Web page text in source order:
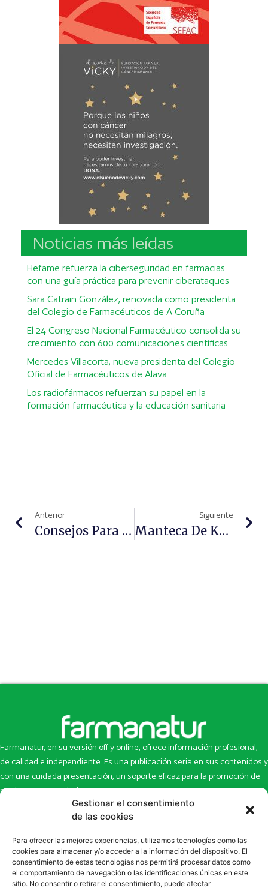
Gestionar el consentimiento
de las cookies
Para ofrecer las mejores experiencias, utilizamos tecnologías como las
cookies para almacenar y/o acceder a la información del dispositivo. El
consentimiento de estas tecnologías nos permitirá procesar datos como
el comportamiento de navegación o las identificaciones únicas en este
sitio. No consentir o retirar el consentimiento, puede afectar
Noticias más leídas
Hefame refuerza la ciberseguridad en farmacias
con una guía práctica para prevenir ciberataques
Sara Catrain González, renovada como presidenta
del Colegio de Farmacéuticos de A Coruña
El 24 Congreso Nacional Farmacéutico consolida su
crecimiento con 600 comunicaciones científicas
Mercedes Villacorta, nueva presidenta del Colegio
Oficial de Farmacéuticos de Álava
Los radiofármacos refuerzan su papel en la
formación farmacéutica y la educación sanitaria
Anterior
Consejos Para Una Correcta Higiene Íntima Femenina
Siguiente
Manteca De Karité: Evidencia Y Aplicaciones Dermatológicas En La Farmacia
Farmanatur, en su versión off y online, ofrece información profesional,
de calidad e independiente. Es una publicación seria en sus contenidos y
con una cuidada presentación, un soporte eficaz para la promoción de
productos y novedades.
Inicio
Newsletter
Eco Multimedia
Contacto
Artículos
Escaparate
Enlaces de interés